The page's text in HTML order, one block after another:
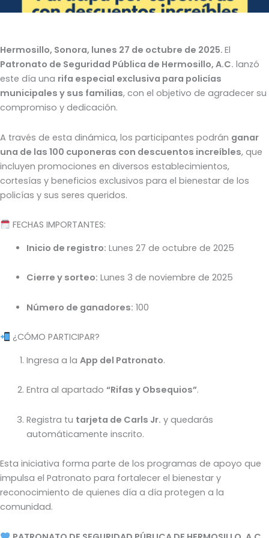
Hermosillo, Sonora, lunes 27 de octubre de 2025. El
Patronato de Seguridad Pública de Hermosillo, A.C. lanzó
este día una rifa especial exclusiva para policías
municipales y sus familias, con el objetivo de agradecer su
compromiso y dedicación.
A través de esta dinámica, los participantes podrán ganar
una de las 100 cuponeras con descuentos increíbles, que
incluyen promociones en diversos establecimientos,
cortesías y beneficios exclusivos para el bienestar de los
policías y sus seres queridos.
FECHAS IMPORTANTES:
Inicio de registro: Lunes 27 de octubre de 2025
Cierre y sorteo: Lunes 3 de noviembre de 2025
Número de ganadores: 100
¿CÓMO PARTICIPAR?
Ingresa a la App del Patronato.
Entra al apartado “Rifas y Obsequios”.
Registra tu tarjeta de Carls Jr. y quedarás
automáticamente inscrito.
Esta iniciativa forma parte de los programas de apoyo que
impulsa el Patronato para fortalecer el bienestar y
reconocimiento de quienes día a día protegen a la
comunidad.